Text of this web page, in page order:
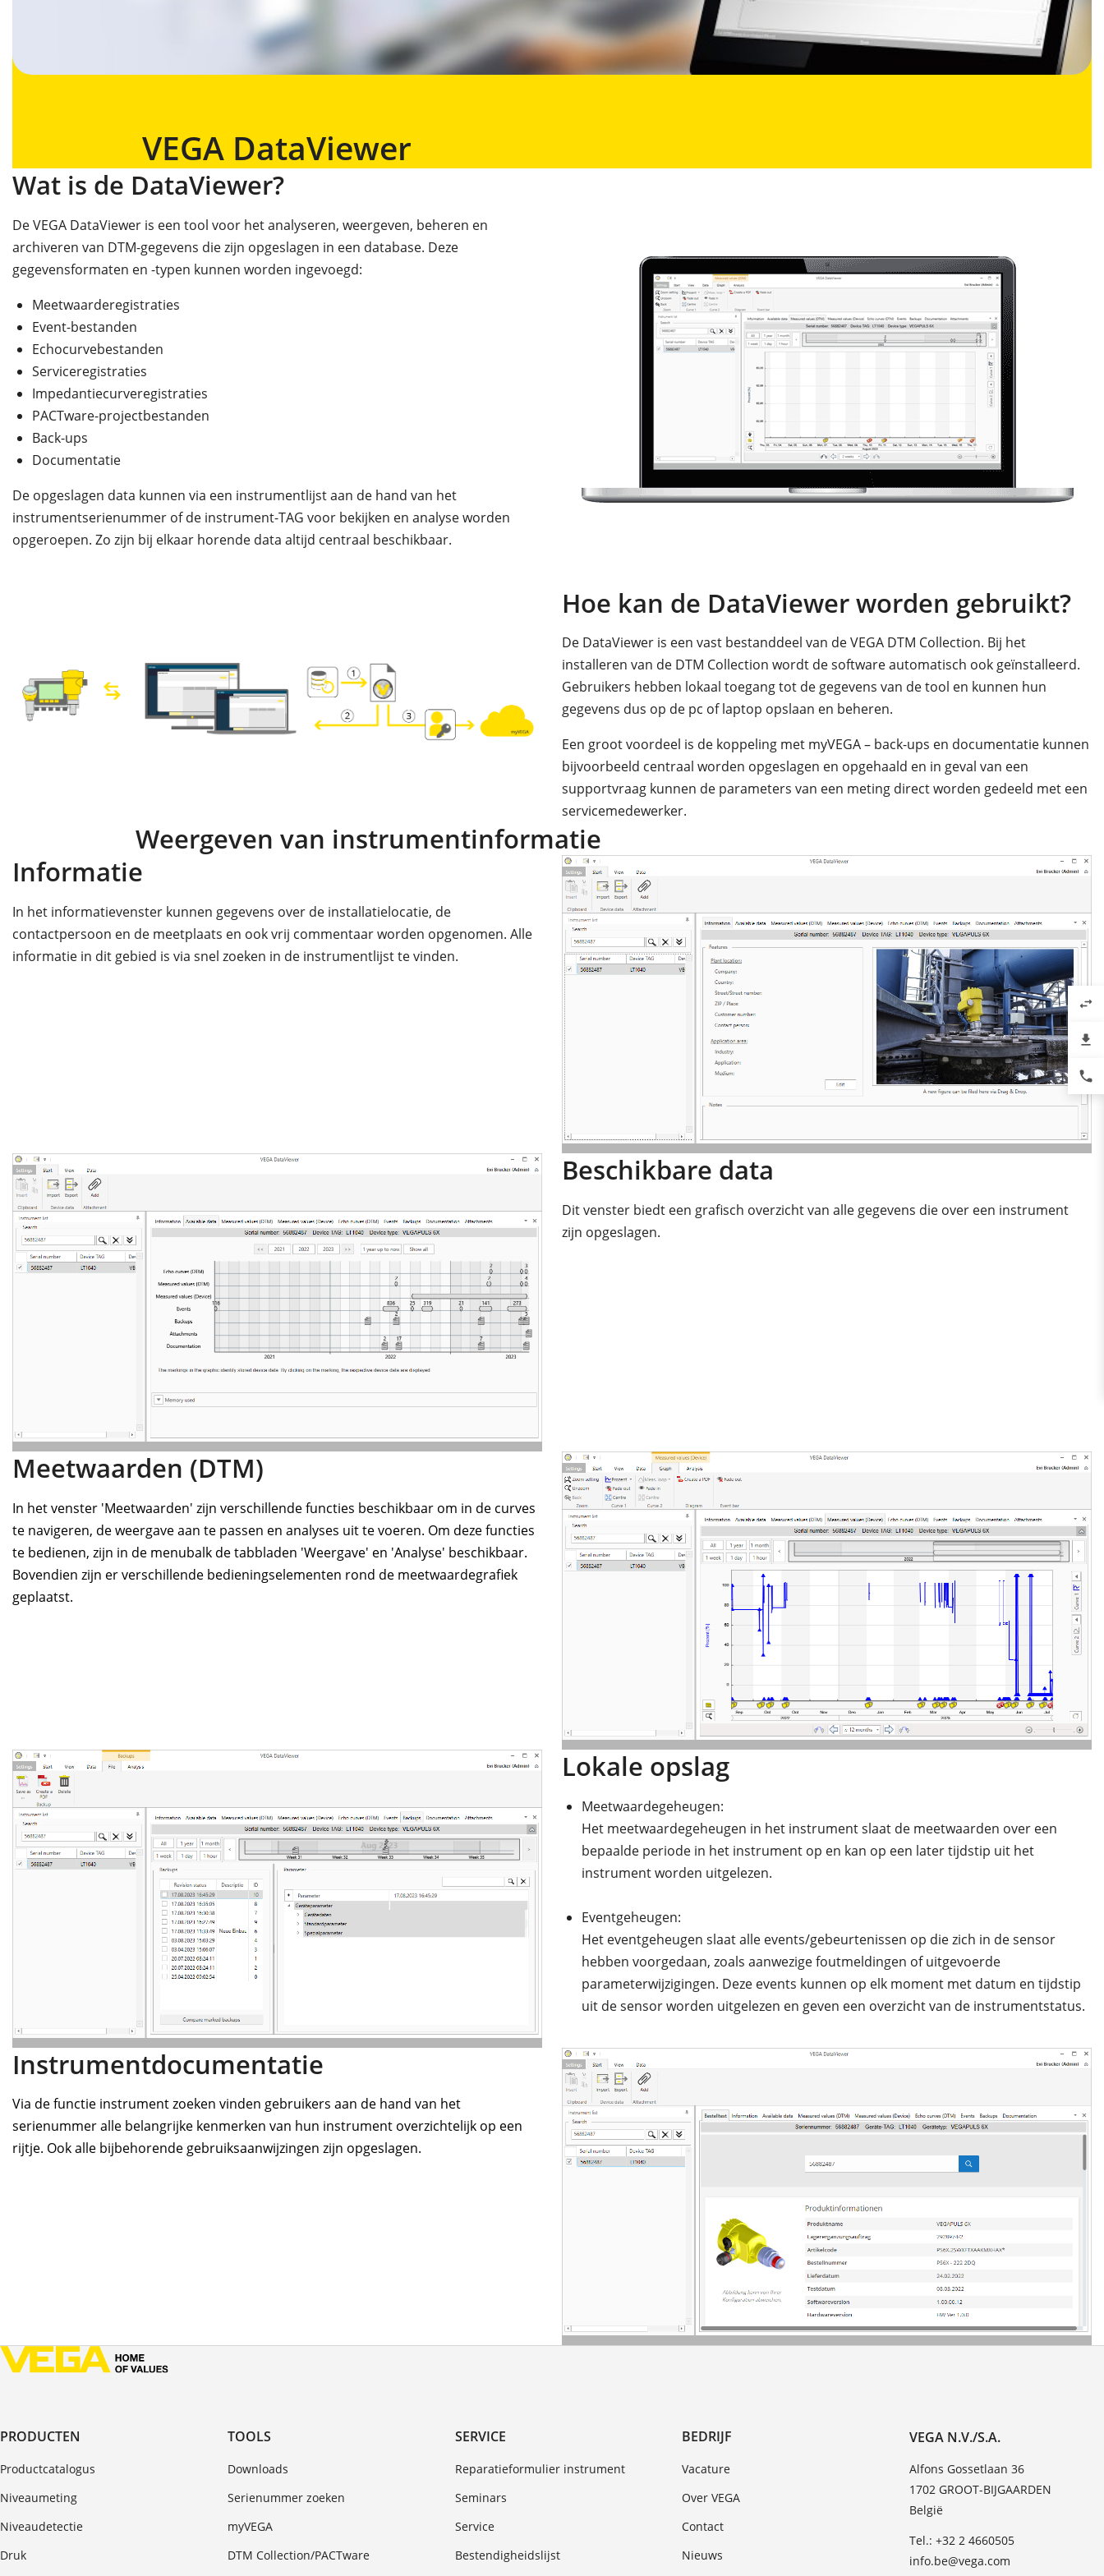
VEGA DataViewer
Wat is de DataViewer?
De VEGA DataViewer is een tool voor het analyseren, weergeven, beheren en
archiveren van DTM-gegevens die zijn opgeslagen in een database. Deze
gegevensformaten en -typen kunnen worden ingevoegd:
Meetwaarderegistraties
Event-bestanden
Echocurvebestanden
Serviceregistraties
Impedantiecurveregistraties
PACTware-projectbestanden
Back-ups
Documentatie
De opgeslagen data kunnen via een instrumentlijst aan de hand van het
instrumentserienummer of de instrument-TAG voor bekijken en analyse worden
opgeroepen. Zo zijn bij elkaar horende data altijd centraal beschikbaar.
Hoe kan de DataViewer worden gebruikt?
De DataViewer is een vast bestanddeel van de VEGA DTM Collection. Bij het
installeren van de DTM Collection wordt de software automatisch ook geïnstalleerd.
Gebruikers hebben lokaal toegang tot de gegevens van de tool en kunnen hun
gegevens dus op de pc of laptop opslaan en beheren.
Een groot voordeel is de koppeling met myVEGA – back-ups en documentatie kunnen
bijvoorbeeld centraal worden opgeslagen en opgehaald en in geval van een
supportvraag kunnen de parameters van een meting direct worden gedeeld met een
servicemedewerker.
Weergeven van instrumentinformatie
Informatie
In het informatievenster kunnen gegevens over de installatielocatie, de
contactpersoon en de meetplaats en ook vrij commentaar worden opgenomen. Alle
informatie in dit gebied is via snel zoeken in de instrumentlijst te vinden.
Beschikbare data
Dit venster biedt een grafisch overzicht van alle gegevens die over een instrument
zijn opgeslagen.
Meetwaarden (DTM)
In het venster 'Meetwaarden' zijn verschillende functies beschikbaar om in de curves
te navigeren, de weergave aan te passen en analyses uit te voeren. Om deze functies
te bedienen, zijn in de menubalk de tabbladen 'Weergave' en 'Analyse' beschikbaar.
Bovendien zijn er verschillende bedieningselementen rond de meetwaardegrafiek
geplaatst.
Lokale opslag
Meetwaardegeheugen:
Het meetwaardegeheugen in het instrument slaat de meetwaarden over een
bepaalde periode in het instrument op en kan op een later tijdstip uit het
instrument worden uitgelezen.
Eventgeheugen:
Het eventgeheugen slaat alle events/gebeurtenissen op die zich in de sensor
hebben voorgedaan, zoals aanwezige foutmeldingen of uitgevoerde
parameterwijzigingen. Deze events kunnen op elk moment met datum en tijdstip
uit de sensor worden uitgelezen en geven een overzicht van de instrumentstatus.
Instrumentdocumentatie
Via de functie instrument zoeken vinden gebruikers aan de hand van het
serienummer alle belangrijke kenmerken van hun instrument overzichtelijk op een
rijtje. Ook alle bijbehorende gebruiksaanwijzingen zijn opgeslagen.
PRODUCTEN
Productcatalogus
Niveaumeting
Niveaudetectie
Druk
TOOLS
Downloads
Serienummer zoeken
myVEGA
DTM Collection/PACTware
SERVICE
Reparatieformulier instrument
Seminars
Service
Bestendigheidslijst
BEDRIJF
Vacature
Over VEGA
Contact
Nieuws
VEGA N.V./S.A.
Alfons Gossetlaan 36
1702 GROOT-BIJGAARDEN
België
Tel.: +32 2 4660505
info.be@vega.com
swap_horiz
file_download
phone